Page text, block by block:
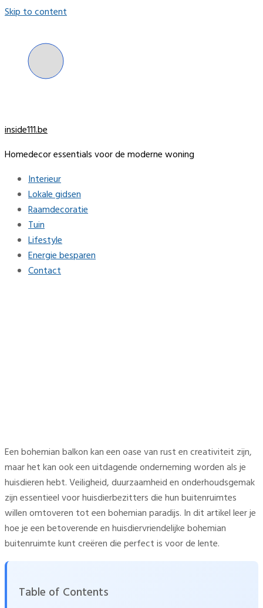
Skip to content
inside111.be
Homedecor essentials voor de moderne woning
Interieur
Lokale gidsen
Raamdecoratie
Tuin
Lifestyle
Energie besparen
Contact
Een bohemian balkon kan een oase van rust en creativiteit zijn,
maar het kan ook een uitdagende onderneming worden als je
huisdieren hebt. Veiligheid, duurzaamheid en onderhoudsgemak
zijn essentieel voor huisdierbezitters die hun buitenruimtes
willen omtoveren tot een bohemian paradijs. In dit artikel leer je
hoe je een betoverende en huisdiervriendelijke bohemian
buitenruimte kunt creëren die perfect is voor de lente.
Table of Contents